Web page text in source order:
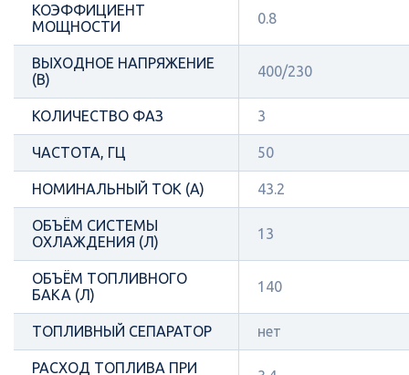
КОЭФФИЦИЕНТ
МОЩНОСТИ
0.8
ВЫХОДНОЕ НАПРЯЖЕНИЕ
(В)
400/230
КОЛИЧЕСТВО ФАЗ 3
ЧАСТОТА, ГЦ 50
НОМИНАЛЬНЫЙ ТОК (А) 43.2
ОБЪЁМ СИСТЕМЫ
ОХЛАЖДЕНИЯ (Л)
13
ОБЪЁМ ТОПЛИВНОГО
БАКА (Л)
140
ТОПЛИВНЫЙ СЕПАРАТОР нет
РАСХОД ТОПЛИВА ПРИ